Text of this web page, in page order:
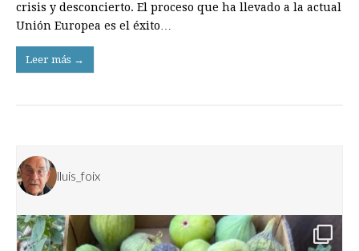
crisis y desconcierto. El proceso que ha llevado a la actual
Unión Europea es el éxito…
Leer más →
lluis_foix